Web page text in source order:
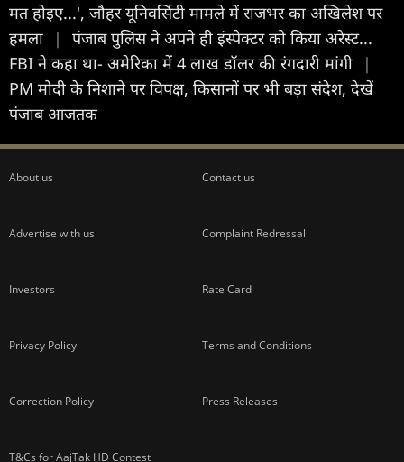
मत होइए...', जौहर यूनिवर्सिटी मामले में राजभर का अखिलेश पर
हमला
|
पंजाब पुलिस ने अपने ही इंस्पेक्टर को किया अरेस्ट...
FBI ने कहा था- अमेरिका में 4 लाख डॉलर की रंगदारी मांगी
|
PM मोदी के निशाने पर विपक्ष, किसानों पर भी बड़ा संदेश, देखें
पंजाब आजतक
About us Contact us
Advertise with us Complaint Redressal
Investors Rate Card
Privacy Policy Terms and Conditions
Correction Policy Press Releases
T&Cs for AajTak HD Contest